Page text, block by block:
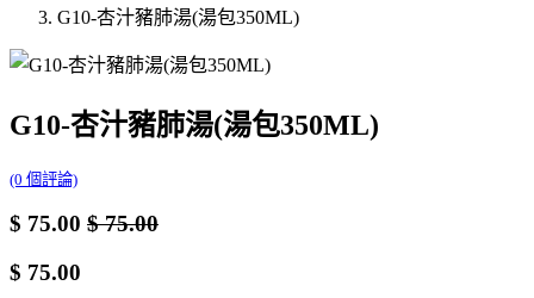
G10-杏汁豬肺湯(湯包350ML)
G10-杏汁豬肺湯(湯包350ML)
(0 個評論)
$ 75.00 $75.00
$ 75.00